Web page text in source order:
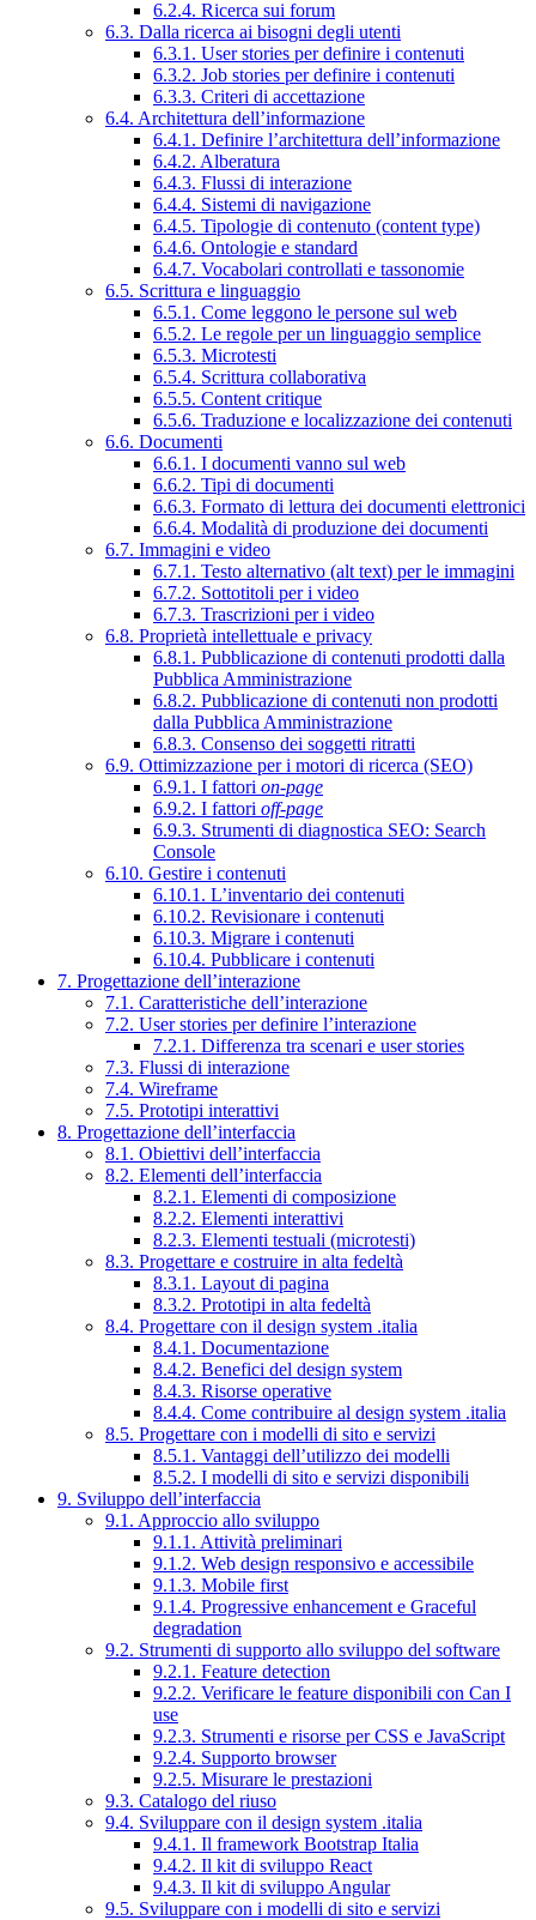
6.2.4. Ricerca sui forum
6.3. Dalla ricerca ai bisogni degli utenti
6.3.1. User stories per definire i contenuti
6.3.2. Job stories per definire i contenuti
6.3.3. Criteri di accettazione
6.4. Architettura dell’informazione
6.4.1. Definire l’architettura dell’informazione
6.4.2. Alberatura
6.4.3. Flussi di interazione
6.4.4. Sistemi di navigazione
6.4.5. Tipologie di contenuto (content type)
6.4.6. Ontologie e standard
6.4.7. Vocabolari controllati e tassonomie
6.5. Scrittura e linguaggio
6.5.1. Come leggono le persone sul web
6.5.2. Le regole per un linguaggio semplice
6.5.3. Microtesti
6.5.4. Scrittura collaborativa
6.5.5. Content critique
6.5.6. Traduzione e localizzazione dei contenuti
6.6. Documenti
6.6.1. I documenti vanno sul web
6.6.2. Tipi di documenti
6.6.3. Formato di lettura dei documenti elettronici
6.6.4. Modalità di produzione dei documenti
6.7. Immagini e video
6.7.1. Testo alternativo (alt text) per le immagini
6.7.2. Sottotitoli per i video
6.7.3. Trascrizioni per i video
6.8. Proprietà intellettuale e privacy
6.8.1. Pubblicazione di contenuti prodotti dalla
Pubblica Amministrazione
6.8.2. Pubblicazione di contenuti non prodotti
dalla Pubblica Amministrazione
6.8.3. Consenso dei soggetti ritratti
6.9. Ottimizzazione per i motori di ricerca (SEO)
6.9.1. I fattori on-page
6.9.2. I fattori off-page
6.9.3. Strumenti di diagnostica SEO: Search
Console
6.10. Gestire i contenuti
6.10.1. L’inventario dei contenuti
6.10.2. Revisionare i contenuti
6.10.3. Migrare i contenuti
6.10.4. Pubblicare i contenuti
7. Progettazione dell’interazione
7.1. Caratteristiche dell’interazione
7.2. User stories per definire l’interazione
7.2.1. Differenza tra scenari e user stories
7.3. Flussi di interazione
7.4. Wireframe
7.5. Prototipi interattivi
8. Progettazione dell’interfaccia
8.1. Obiettivi dell’interfaccia
8.2. Elementi dell’interfaccia
8.2.1. Elementi di composizione
8.2.2. Elementi interattivi
8.2.3. Elementi testuali (microtesti)
8.3. Progettare e costruire in alta fedeltà
8.3.1. Layout di pagina
8.3.2. Prototipi in alta fedeltà
8.4. Progettare con il design system .italia
8.4.1. Documentazione
8.4.2. Benefici del design system
8.4.3. Risorse operative
8.4.4. Come contribuire al design system .italia
8.5. Progettare con i modelli di sito e servizi
8.5.1. Vantaggi dell’utilizzo dei modelli
8.5.2. I modelli di sito e servizi disponibili
9. Sviluppo dell’interfaccia
9.1. Approccio allo sviluppo
9.1.1. Attività preliminari
9.1.2. Web design responsivo e accessibile
9.1.3. Mobile first
9.1.4. Progressive enhancement e Graceful
degradation
9.2. Strumenti di supporto allo sviluppo del software
9.2.1. Feature detection
9.2.2. Verificare le feature disponibili con Can I
use
9.2.3. Strumenti e risorse per CSS e JavaScript
9.2.4. Supporto browser
9.2.5. Misurare le prestazioni
9.3. Catalogo del riuso
9.4. Sviluppare con il design system .italia
9.4.1. Il framework Bootstrap Italia
9.4.2. Il kit di sviluppo React
9.4.3. Il kit di sviluppo Angular
9.5. Sviluppare con i modelli di sito e servizi